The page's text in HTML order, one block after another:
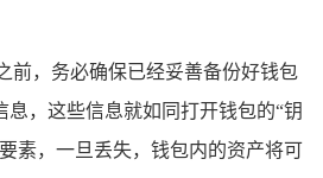
前，务必确保已经妥善备份好钱包
息，这些信息就如同打开钱包的“钥
素，一旦丢失，钱包内的资产将可